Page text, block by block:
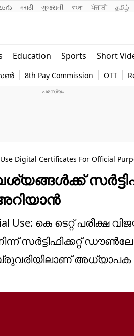
मराठी ગુજરાતી বাংলা ਪੰਜਾਬੀ தமிழ்
Education Sports Short
8th Pay Commission OTT
Digital Certificates For Official
അറിയാന്‍
Use: കെ ടെറ്റ് പരീക്ഷ
സര്‍ട്ടിഫിക്കറ്റ്